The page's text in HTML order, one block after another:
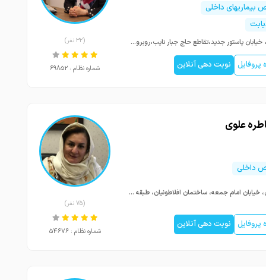
داخلی
تبریز، خیابان پاستور جدید،تقاطع حاج جبار نایب،روبروی بانک رفاه،ساختمان شریف،طبقه دوم
نوبت دهی آنلاین
(32 نفر)
شماره نظام : 69852
علوی
داخلی
کرمان، خیابان امام جمعه، ساختمان افلاطونیان، طبقه سوم، کلینیک دیابت دال
نوبت دهی آنلاین
(75 نفر)
شماره نظام : 54676